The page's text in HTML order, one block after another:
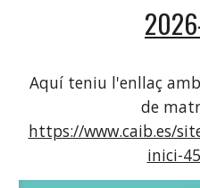
Aquí teniu l'enllaç
de
https://www.caib.es/
inici-